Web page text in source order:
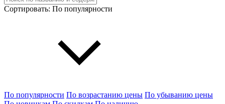
Сортировать: По популярности
По популярности По возрастанию цены По убыванию цены